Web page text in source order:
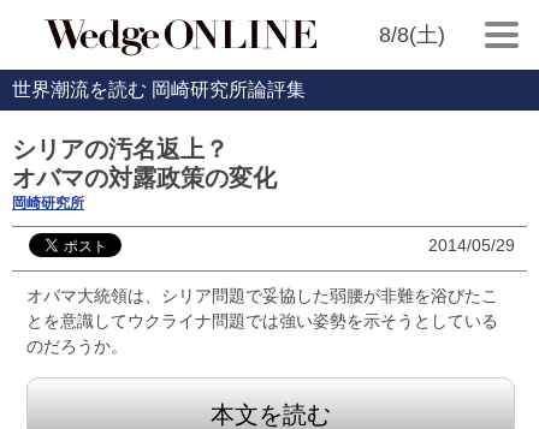
8/8(土)
世界潮流を読む 岡崎研究所論評集
シリアの汚名返上？
オバマの対露政策の変化
岡崎研究所
2014/05/29
オバマ大統領は、シリア問題で妥協した弱腰が非難を浴びたこ
とを意識してウクライナ問題では強い姿勢を示そうとしている
のだろうか。
本文を読む